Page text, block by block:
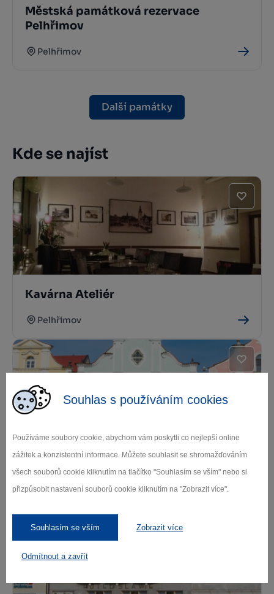
Souhlas s používáním cookies
Používáme soubory cookie, abychom vám poskytli co nejlepší online
zážitek a konzistentní informace. Můžete souhlasit se shromažďováním
všech souborů cookie kliknutím na tlačítko "Souhlasím se vším" nebo si
přizpůsobit nastavení souborů cookie kliknutím na "Zobrazit více".
Souhlasím se vším Zobrazit více
Odmítnout a zavřít
Městská památková rezervace
Pelhřimov
Pelhřimov
Další památky
Kde se najíst
Kavárna Ateliér
Pelhřimov
Restaurace Na Čtyřce